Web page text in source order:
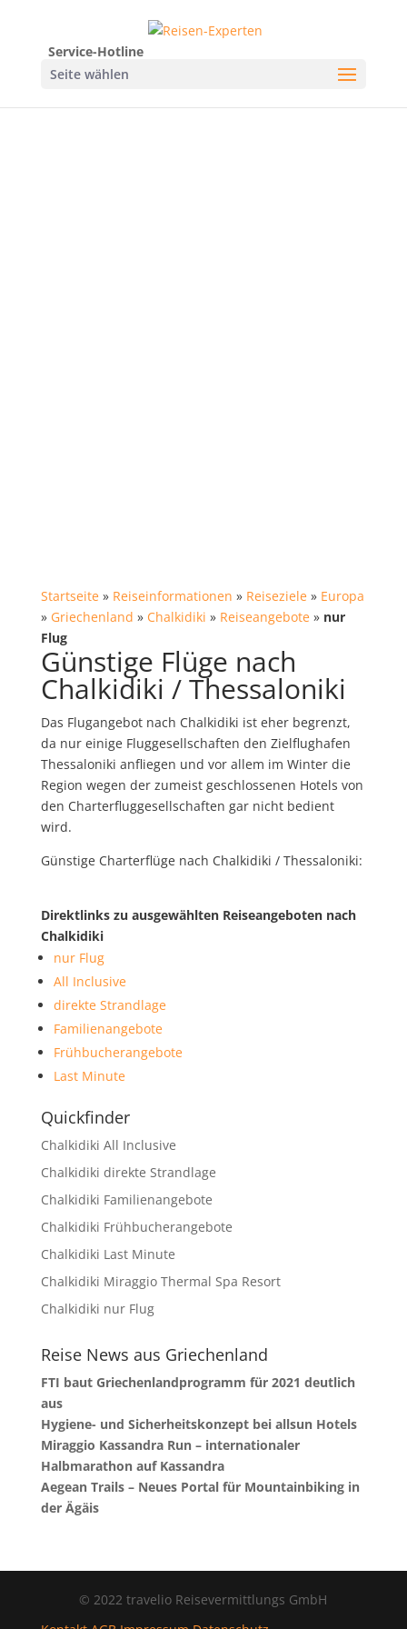
Service-Hotline
Seite wählen
Startseite» Reiseinformationen » Reiseziele» Europa
» Griechenland » Chalkidiki » Reiseangebote» nur
Flug
Günstige Flüge nach
Chalkidiki / Thessaloniki
Das Flugangebot nach Chalkidiki ist eher begrenzt,
da nur einige Fluggesellschaften den Zielflughafen
Thessaloniki anfliegen und vor allem im Winter die
Region wegen der zumeist geschlossenen Hotels von
den Charterfluggesellschaften gar nicht bedient
wird.
Günstige Charterflüge nach Chalkidiki / Thessaloniki:
Direktlinks zu ausgewählten Reiseangeboten nach
Chalkidiki
nur Flug
All Inclusive
direkte Strandlage
Familienangebote
Frühbucherangebote
Last Minute
Quickfinder
Chalkidiki All Inclusive
Chalkidiki direkte Strandlage
Chalkidiki Familienangebote
Chalkidiki Frühbucherangebote
Chalkidiki Last Minute
Chalkidiki Miraggio Thermal Spa Resort
Chalkidiki nur Flug
Reise News aus Griechenland
FTI baut Griechenlandprogramm für 2021 deutlich
aus
Hygiene- und Sicherheitskonzept bei allsun Hotels
Miraggio Kassandra Run – internationaler
Halbmarathon auf Kassandra
Aegean Trails – Neues Portal für Mountainbiking in
der Ägäis
© 2022 travelio Reisevermittlungs GmbH